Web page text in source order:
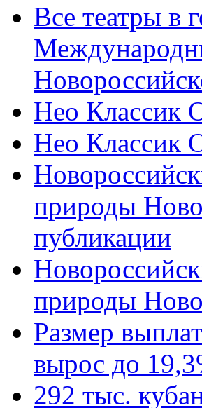
Все театры в
Нео Классик
Нео Классик
природы
публикации
природы
Размер
вырос до
292 тыс.